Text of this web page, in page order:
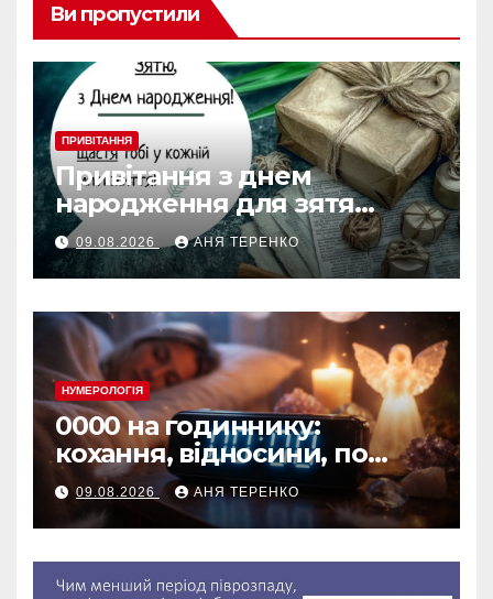
Ви пропустили
ПРИВІТАННЯ
Привітання з днем
народження для зятя
своїми словами
09.08.2026 АНЯ ТЕРЕНКО
НУМЕРОЛОГІЯ
0000 на годиннику:
кохання, відносини, по
дням тижня
09.08.2026 АНЯ ТЕРЕНКО